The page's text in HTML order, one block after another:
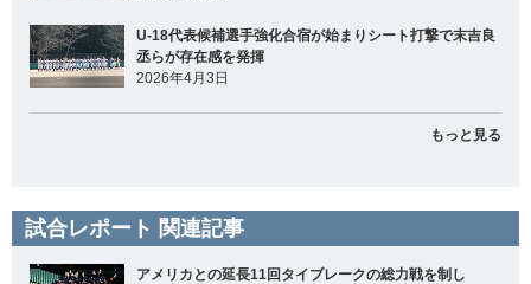
U-18代表候補選手強化合宿が始まりシート打撃で末吉良
丞らが存在感を発揮
2026年4月3日
もっと見る
試合レポート 関連記事
アメリカとの延長11回タイブレークの総力戦を制し